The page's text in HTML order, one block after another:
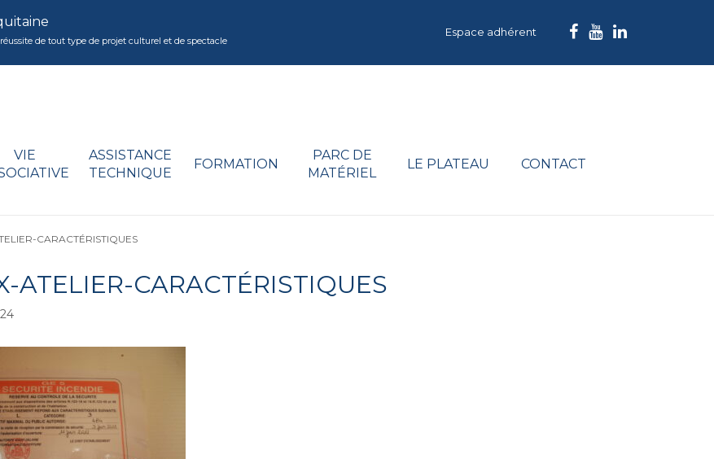
de tout type de projet culturel et de spectacle
Espace adhérent
VIE
ASSISTANCE
TECHNIQUE
FORMATION
PARC DE
MATÉRIEL
LE PLATEAU CONTACT
CARACTÉRISTIQUES
ATELIER-CARACTÉRISTIQUES